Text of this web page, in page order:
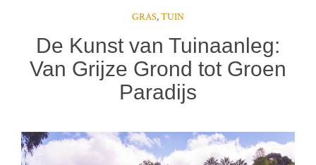
GRAS,TUIN
De Kunst van Tuinaanleg:
Van Grijze Grond tot Groen
Paradijs